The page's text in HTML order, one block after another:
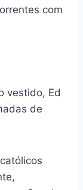
com
vestido, Ed
de